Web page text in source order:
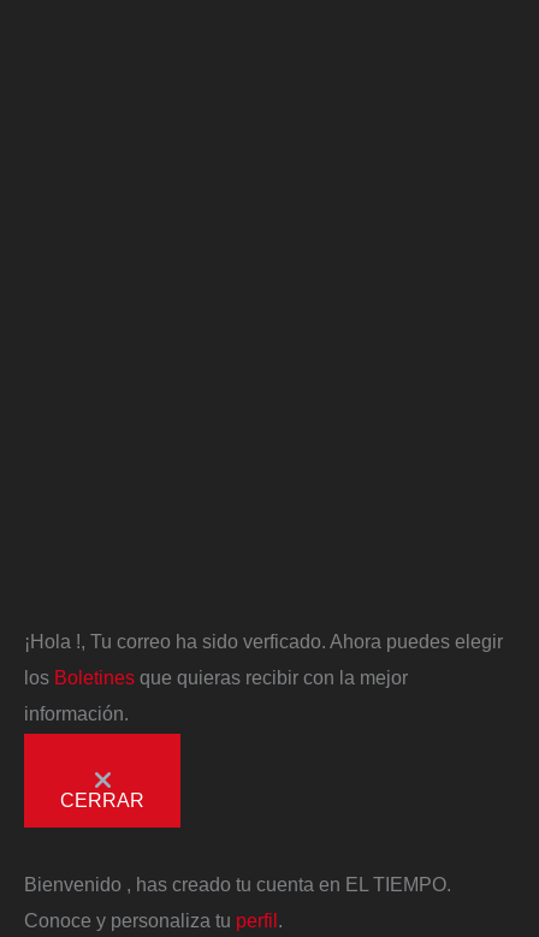
¡Hola !, Tu correo ha sido verficado. Ahora puedes elegir
los Boletines que quieras recibir con la mejor
información.
CERRAR
Bienvenido
, has creado tu cuenta en EL TIEMPO.
Conoce y personaliza tu perfil